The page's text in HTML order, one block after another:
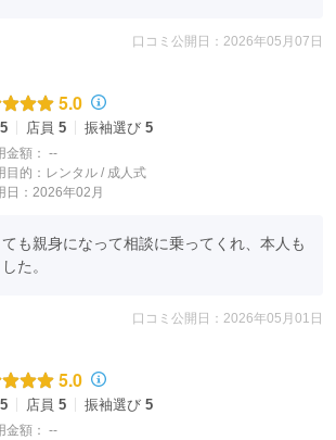
口コミ公開日：2026年05月07日
5.0
5 店員 5 振袖選び 5
金額： --
目的： レンタル / 成人式
日：2026年02月
も親身になって相談に乗ってくれ、本人も
た。
口コミ公開日：2026年05月01日
5.0
5 店員 5 振袖選び 5
金額： --